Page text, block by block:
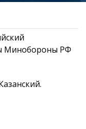
Минобороны РФ